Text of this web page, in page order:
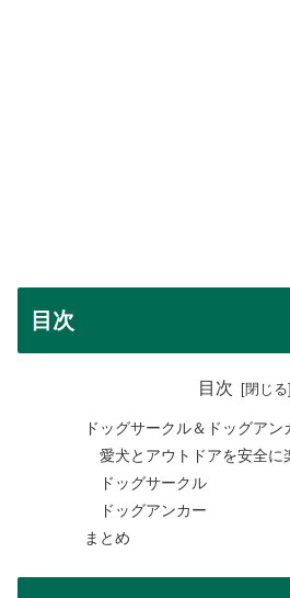
目次
目次
ドッグサークル＆ドッグアン
愛犬とアウトドアを安全に
ドッグサークル
ドッグアンカー
まとめ